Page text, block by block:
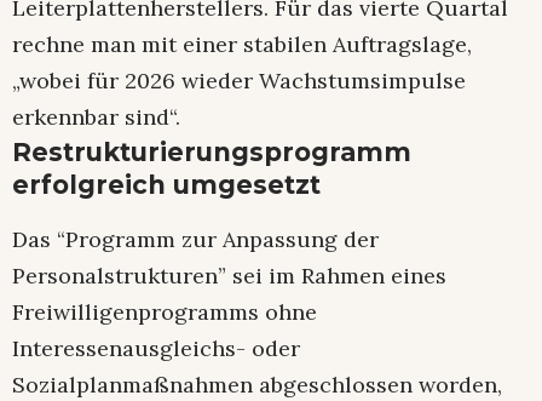
Leiterplattenherstellers. Für das vierte Quartal
rechne man mit einer stabilen Auftragslage,
„wobei für 2026 wieder Wachstumsimpulse
erkennbar sind“.
Restrukturierungsprogramm
erfolgreich umgesetzt
Das “Programm zur Anpassung der
Personalstrukturen” sei im Rahmen eines
Freiwilligenprogramms ohne
Interessenausgleichs- oder
Sozialplanmaßnahmen abgeschlossen worden,